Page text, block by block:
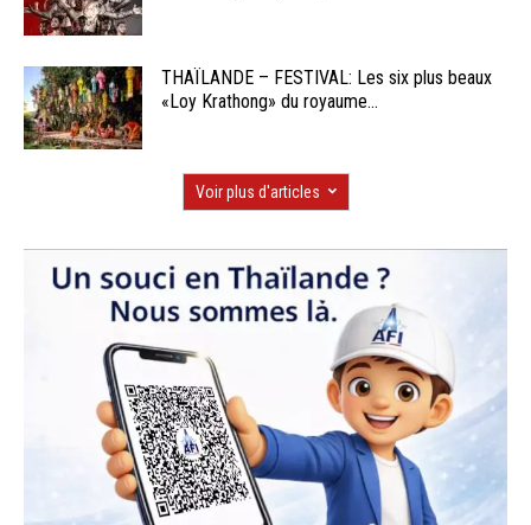
THAÏLANDE – FESTIVAL: Les six plus beaux
«Loy Krathong» du royaume...
Voir plus d'articles